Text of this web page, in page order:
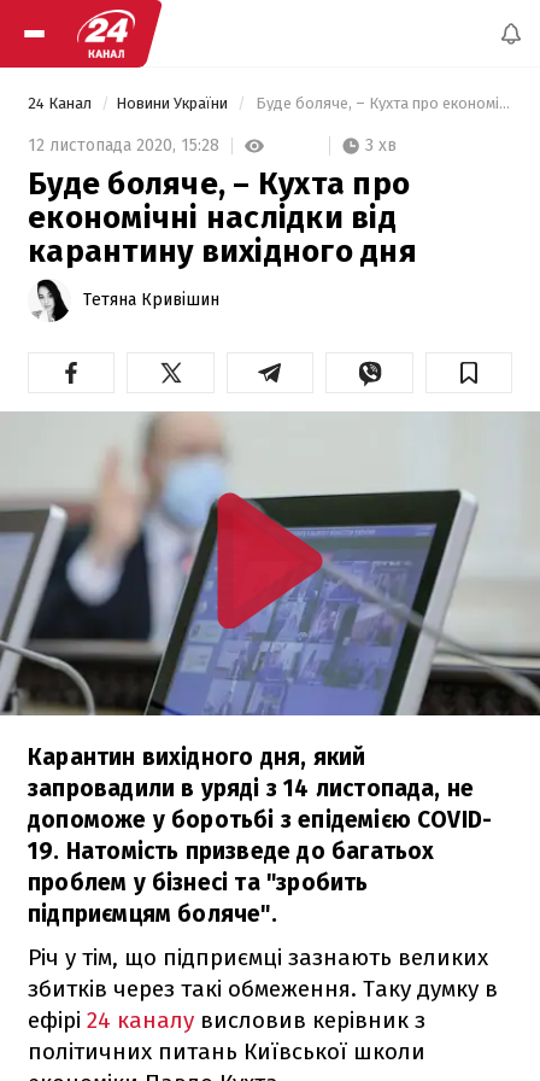
24 Канал Новини України Буде боляче, – Кухта про економічні наслідки від карантину вихідного дня
12 листопада 2020, 15:28 3 хв
Буде боляче, – Кухта про
економічні наслідки від
карантину вихідного дня
Тетяна Кривішин
Карантин вихідного дня, який
запровадили в уряді з 14 листопада, не
допоможе у боротьбі з епідемією COVID-
19. Натомість призведе до багатьох
проблем у бізнесі та "зробить
підприємцям боляче".
Річ у тім, що підприємці зазнають великих
збитків через такі обмеження. Таку думку в
ефірі 24 каналу висловив керівник з
політичних питань Київської школи